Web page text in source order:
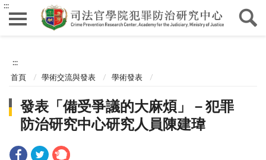
:::
:::
首頁 學術交流與發表 學術發表
發表「備受爭議的大麻煩」－犯罪
防治研究中心研究人員陳建瑋